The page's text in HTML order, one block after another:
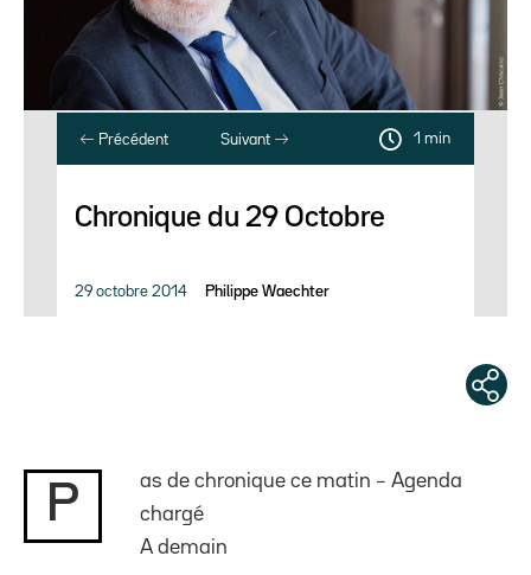
Précédent Suivant 1 min
Chronique du 29 Octobre
29 octobre 2014 Philippe Waechter
P
as de chronique ce matin – Agenda
chargé
A demain